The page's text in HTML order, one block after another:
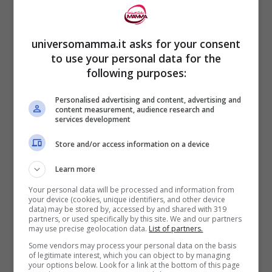
Sicuramente Francesco, come anche i
tanti fan, hanno subito pensato che Ilary
fatto sicuramente piacere al pupone che
Scorrendo le stories di
vocina divertita della piccola di casa,
Isabel, che si intravede nel vetro, che
svela il mistero: “E’ Paolaaaaa“. Infatti, ad
essere in dolce attesa è la gatta,Donna
universomamma.it asks for your consent
to use your personal data for the
following purposes:
Personalised advertising and content, advertising and
content measurement, audience research and
services development
Store and/or access information on a device
Learn more
Your personal data will be processed and information from
your device (cookies, unique identifiers, and other device
data) may be stored by, accessed by and shared with 319
partners, or used specifically by this site. We and our partners
may use precise geolocation data. List of partners.
Some vendors may process your personal data on the basis
of legitimate interest, which you can object to by managing
your options below. Look for a link at the bottom of this page